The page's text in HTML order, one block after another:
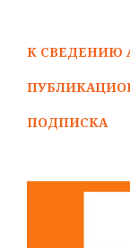
К СВЕДЕНИЮ
ПОДПИСКА